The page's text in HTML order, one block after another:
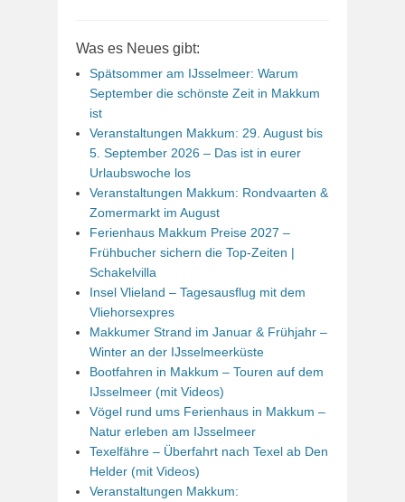
Was es Neues gibt:
Spätsommer am IJsselmeer: Warum
September die schönste Zeit in Makkum
ist
Veranstaltungen Makkum: 29. August bis
5. September 2026 – Das ist in eurer
Urlaubswoche los
Veranstaltungen Makkum: Rondvaarten &
Zomermarkt im August
Ferienhaus Makkum Preise 2027 –
Frühbucher sichern die Top-Zeiten |
Schakelvilla
Insel Vlieland – Tagesausflug mit dem
Vliehorsexpres
Makkumer Strand im Januar & Frühjahr –
Winter an der IJsselmeerküste
Bootfahren in Makkum – Touren auf dem
IJsselmeer (mit Videos)
Vögel rund ums Ferienhaus in Makkum –
Natur erleben am IJsselmeer
Texelfähre – Überfahrt nach Texel ab Den
Helder (mit Videos)
Veranstaltungen Makkum: